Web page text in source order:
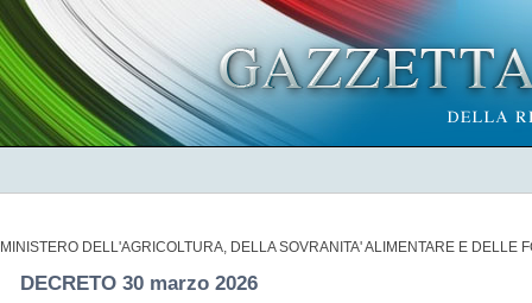
MINISTERO DELL'AGRICOLTURA, DELLA SOVRANITA' ALIMENTARE E DELLE
DECRETO 30 marzo 2026